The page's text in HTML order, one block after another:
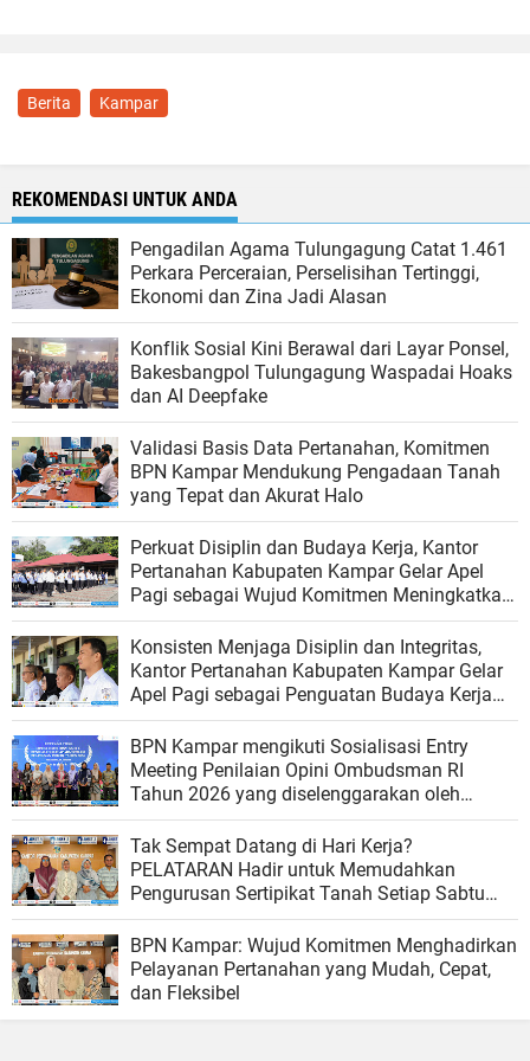
Berita Kampar
REKOMENDASI UNTUK ANDA
Pengadilan Agama Tulungagung Catat 1.461
Perkara Perceraian, Perselisihan Tertinggi,
Ekonomi dan Zina Jadi Alasan
Konflik Sosial Kini Berawal dari Layar Ponsel,
Bakesbangpol Tulungagung Waspadai Hoaks
dan AI Deepfake
Validasi Basis Data Pertanahan, Komitmen
BPN Kampar Mendukung Pengadaan Tanah
yang Tepat dan Akurat Halo
Perkuat Disiplin dan Budaya Kerja, Kantor
Pertanahan Kabupaten Kampar Gelar Apel
Pagi sebagai Wujud Komitmen Meningkatkan
Kualitas Pelayanan
Konsisten Menjaga Disiplin dan Integritas,
Kantor Pertanahan Kabupaten Kampar Gelar
Apel Pagi sebagai Penguatan Budaya Kerja
Organisasi
BPN Kampar mengikuti Sosialisasi Entry
Meeting Penilaian Opini Ombudsman RI
Tahun 2026 yang diselenggarakan oleh
Ombudsman RI
Tak Sempat Datang di Hari Kerja?
PELATARAN Hadir untuk Memudahkan
Pengurusan Sertipikat Tanah Setiap Sabtu
dan Minggu
BPN Kampar: Wujud Komitmen Menghadirkan
Pelayanan Pertanahan yang Mudah, Cepat,
dan Fleksibel